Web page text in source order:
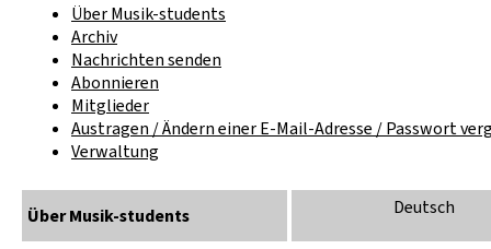
Über Musik-students
Archiv
Nachrichten senden
Abonnieren
Mitglieder
Austragen / Ändern einer E-Mail-Adresse / Passwort
Verwaltung
Über Musik-students Deutsch